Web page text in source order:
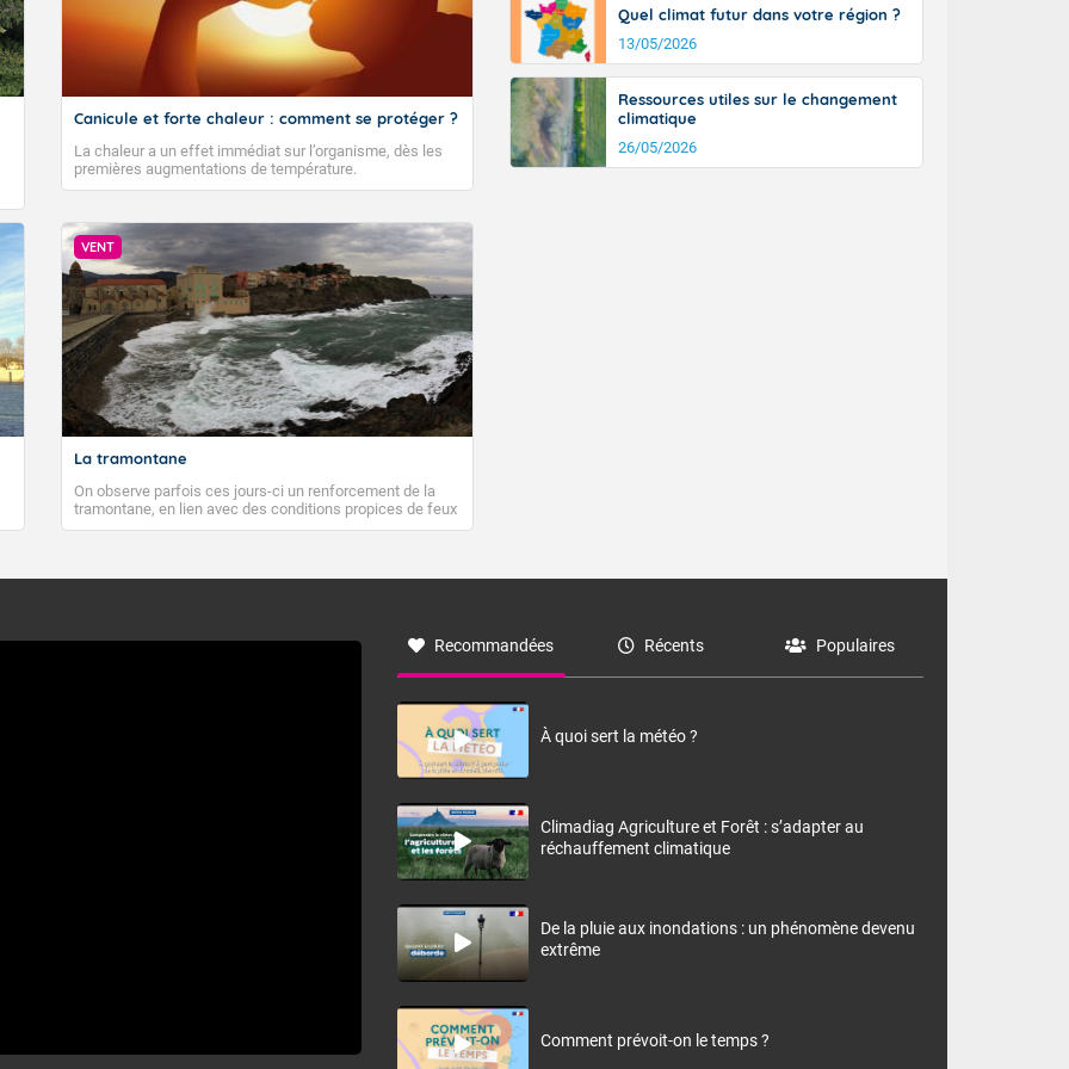
Canicule et forte chaleur : comment se protéger ?
La chaleur a un effet immédiat sur l’organisme, dès les
premières augmentations de température.
VENT
La tramontane
On observe parfois ces jours-ci un renforcement de la
tramontane, en lien avec des conditions propices de feux
de forêt. Mais qu'est-ce que la tramontane ? Quelles sont
à nord-ouest, dans un secteur qui part du Roussillon à la
monts, en allusion aux régions montagneuses d’où
Quel climat futur dans votre région ?
13/05/2026
Ressources utiles sur le changement
climatique
26/05/2026
Recommandées Récents Populaires
À quoi sert la météo ?
Climadiag Agriculture et Forêt : s’adapter au
réchauffement climatique
De la pluie aux inondations : un phénomène devenu
extrême
Comment prévoit-on le temps ?